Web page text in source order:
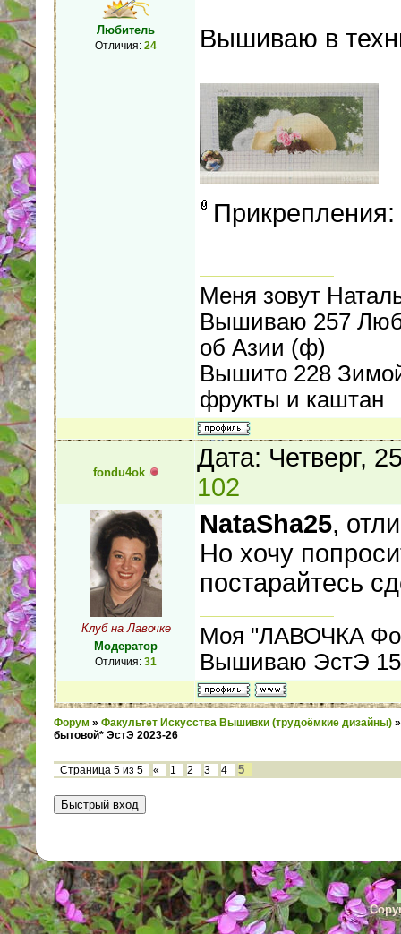
Любитель
Отличия: 24 Вышиваю в
Прикрепления:
Меня зовут
Вышиваю 257
об Азии (ф)
Вышито 228
фрукты и каштан
fondu4ok
Дата: Четверг,
102
Клуб на Лавочке
Модератор
Отличия: 31
NataSha25,
Но хочу
постарайтесь
Моя "ЛАВОЧКА
Вышиваю ЭстЭ
Форум » Факультет Искусства Вышивки (трудоёмкие дизайны) »
бытовой* ЭстЭ 2023-26
Страница 5 из 5 « 1 2 3 4 5